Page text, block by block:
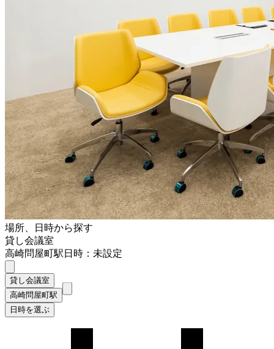
場所、日時から探す
貸し会議室
高崎問屋町駅日時：未設定
貸し会議室
高崎問屋町駅
日時を選ぶ